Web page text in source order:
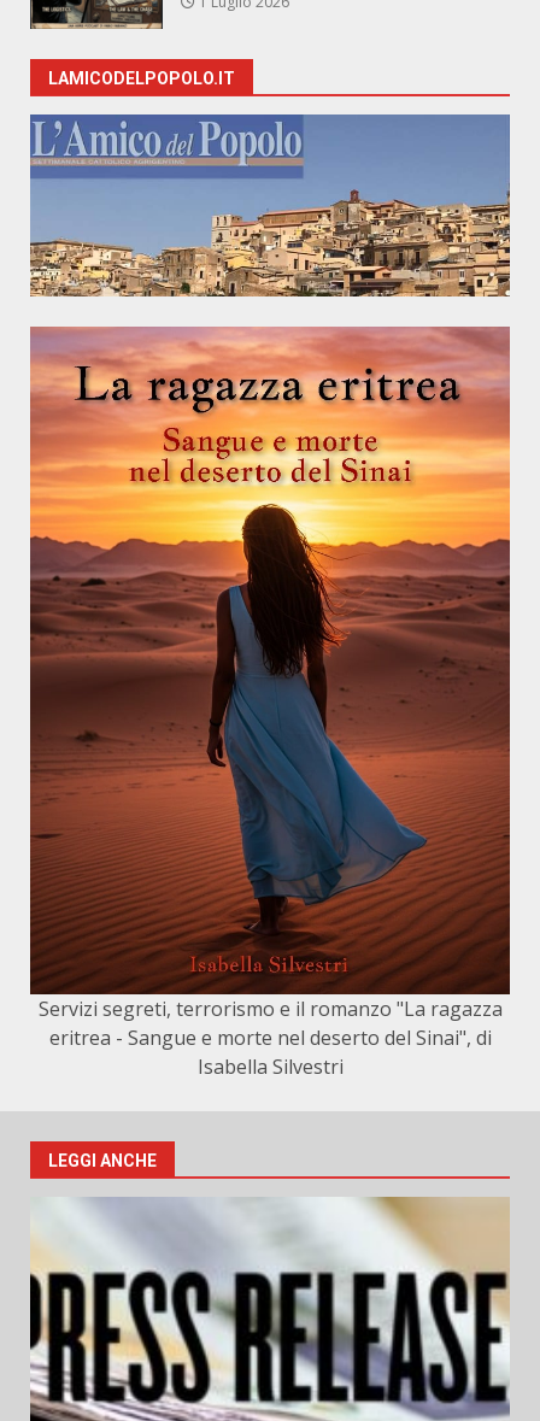
LAMICODELPOPOLO.IT
Servizi segreti, terrorismo e il romanzo "La ragazza
eritrea - Sangue e morte nel deserto del Sinai", di
Isabella Silvestri
LEGGI ANCHE